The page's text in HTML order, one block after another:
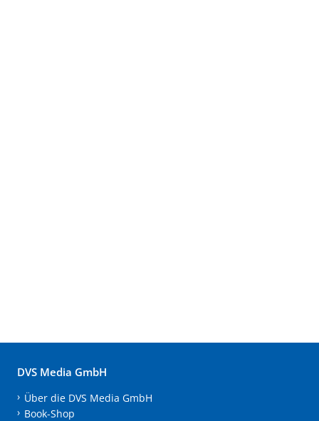
DVS Media GmbH
Über die DVS Media GmbH
Book-Shop